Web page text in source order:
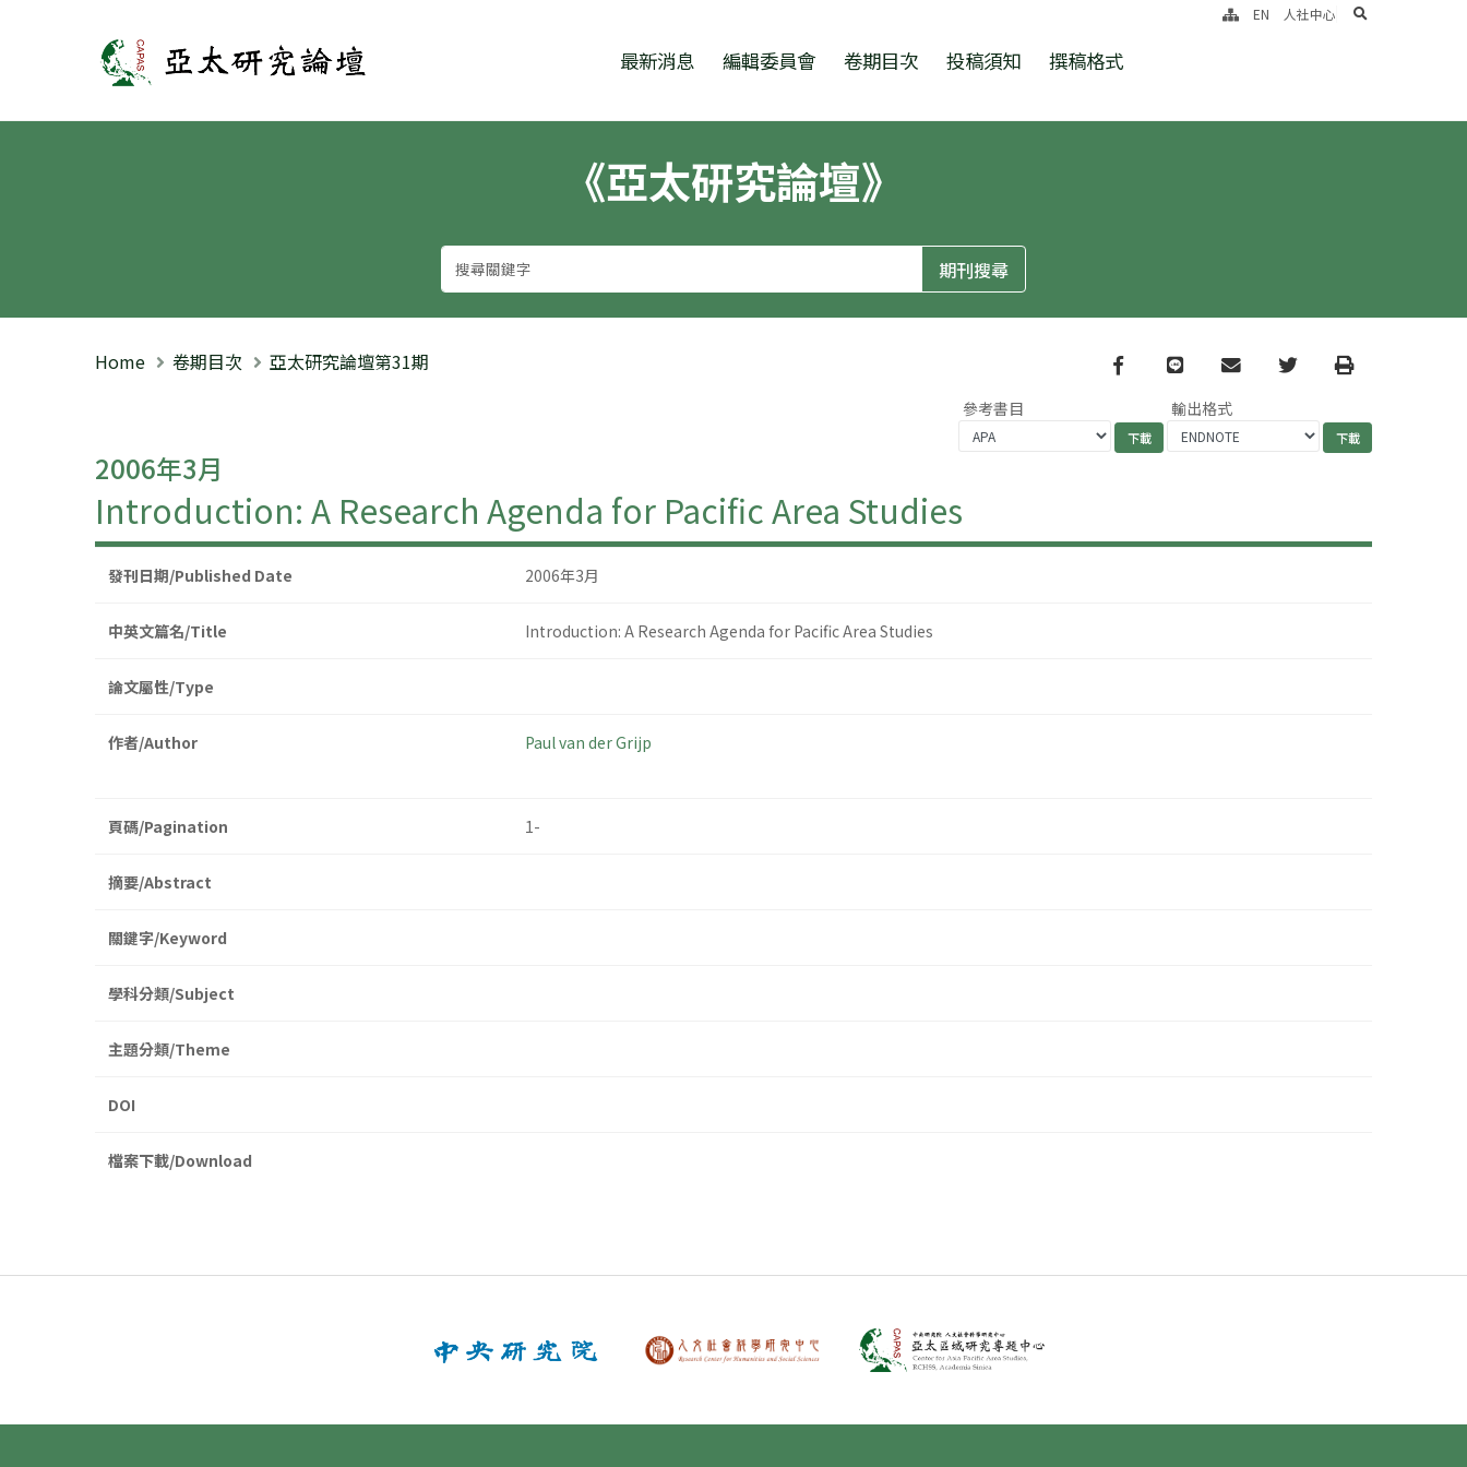
亞太研究論壇 最新消息 編輯委員會 卷期目次 投稿須知 撰稿格式
EN 人社中心 search
《亞太研究論壇》
Home 卷期目次 亞太研究論壇第31期 Facebook
line email TwitterPrint
參考書目 輸出格式
2006年3月
Introduction: A Research Agenda for Pacific Area Studies
發刊日期/Published Date 2006年3月
中英文篇名/Title Introduction: A Research Agenda for Pacific Area Studies
論文屬性/Type
作者/Author Paul van der Grijp
頁碼/Pagination 1-
摘要/Abstract
關鍵字/Keyword
學科分類/Subject
主題分類/Theme
DOI
檔案下載/Download